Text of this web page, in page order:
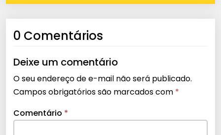
0 Comentários
Deixe um comentário
O seu endereço de e-mail não será publicado.
Campos obrigatórios são marcados com *
Comentário *